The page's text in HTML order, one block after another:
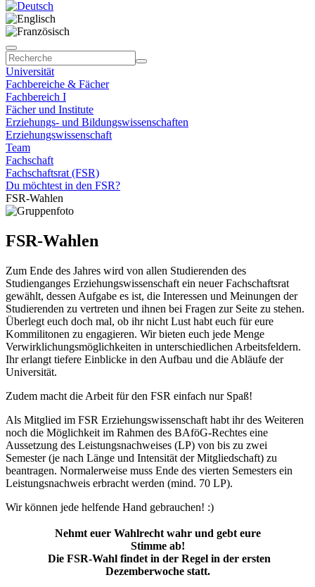
Universität
Fachbereiche & Fächer
Fachbereich I
Fächer und Institute
Erziehungs- und Bildungswissenschaften
Erziehungswissenschaft
Team
Fachschaft
Fachschaftsrat (FSR)
Du möchtest in den FSR?
FSR-Wahlen
FSR-Wahlen
Zum Ende des Jahres wird von allen Studierenden des
Studienganges Erziehungswissenschaft ein neuer Fachschaftsrat
gewählt, dessen Aufgabe es ist, die Interessen und Meinungen der
Studierenden zu vertreten und ihnen bei Fragen zur Seite zu stehen.
Überlegt euch doch mal, ob ihr nicht Lust habt euch für eure
Kommilitonen zu engagieren. Wir bieten euch jede Menge
Verwirklichungsmöglichkeiten in unterschiedlichen Arbeitsfeldern.
Ihr erlangt tiefere Einblicke in den Aufbau und die Abläufe der
Universität.
Zudem macht die Arbeit für den FSR einfach nur Spaß!
Als Mitglied im FSR Erziehungswissenschaft habt ihr des Weiteren
noch die Möglichkeit im Rahmen des BAföG-Rechtes eine
Aussetzung des Leistungsnachweises (LP) von bis zu zwei
Semester (je nach Länge und Intensität der Mitgliedschaft) zu
beantragen. Normalerweise muss Ende des vierten Semesters ein
Leistungsnachweis erbracht werden (mind. 70 LP).
Wir können jede helfende Hand gebrauchen! :)
Nehmt euer Wahlrecht wahr und gebt eure
Stimme ab!
Die FSR-Wahl findet in der Regel in der ersten
Dezemberwoche statt.